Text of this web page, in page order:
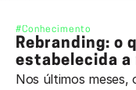
#Conhecimento
Rebranding: o
estabelecida a
Nos últimos meses,